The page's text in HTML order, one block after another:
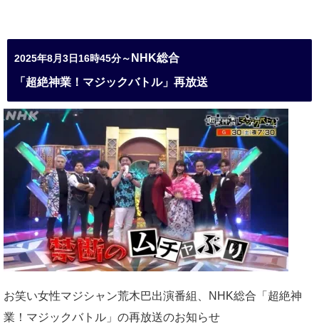
2025年8月3日16時45分～ NHK総合
「超絶神業！マジックバトル」再放送
お笑い女性マジシャン荒木巴出演番組、
NHK総合「超絶神
業！マジックバトル」の再放送のお知らせ